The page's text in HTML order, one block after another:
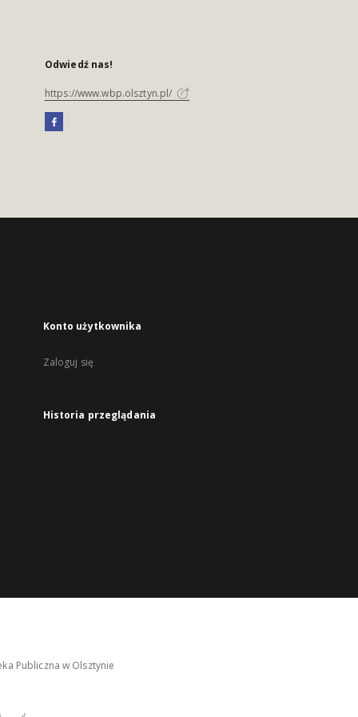
Odwiedź nas!
https://www.wbp.olsztyn.pl/
Konto użytkownika
Zaloguj się
Historia przeglądania
Publiczna w Olsztynie